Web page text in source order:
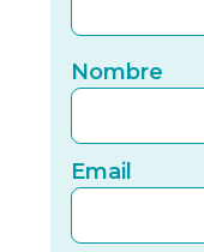
Nombre
Email